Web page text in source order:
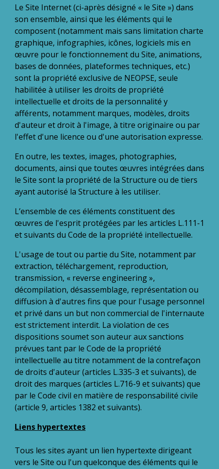
Le Site Internet (ci-après désigné « le Site ») dans
son ensemble, ainsi que les éléments qui le
composent (notamment mais sans limitation charte
graphique, infographies, icônes, logiciels mis en
œuvre pour le fonctionnement du Site, animations,
bases de données, plateformes techniques, etc.)
sont la propriété exclusive de NEOPSE, seule
habilitée à utiliser les droits de propriété
intellectuelle et droits de la personnalité y
afférents, notamment marques, modèles, droits
d'auteur et droit à l'image, à titre originaire ou par
l'effet d'une licence ou d'une autorisation expresse.
En outre, les textes, images, photographies,
documents, ainsi que toutes œuvres intégrées dans
le Site sont la propriété de la Structure ou de tiers
ayant autorisé la Structure à les utiliser.
L’ensemble de ces éléments constituent des
œuvres de l'esprit protégées par les articles L.111-1
et suivants du Code de la propriété intellectuelle.
L'usage de tout ou partie du Site, notamment par
extraction, téléchargement, reproduction,
transmission, « reverse engineering »,
décompilation, désassemblage, représentation ou
diffusion à d'autres fins que pour l'usage personnel
et privé dans un but non commercial de l'internaute
est strictement interdit. La violation de ces
dispositions soumet son auteur aux sanctions
prévues tant par le Code de la propriété
intellectuelle au titre notamment de la contrefaçon
de droits d'auteur (articles L.335-3 et suivants), de
droit des marques (articles L.716-9 et suivants) que
par le Code civil en matière de responsabilité civile
(article 9, articles 1382 et suivants).
Liens hypertextes
Tous les sites ayant un lien hypertexte dirigeant
vers le Site ou l'un quelconque des éléments qui le